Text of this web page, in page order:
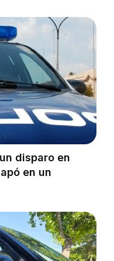
disparo en
en un